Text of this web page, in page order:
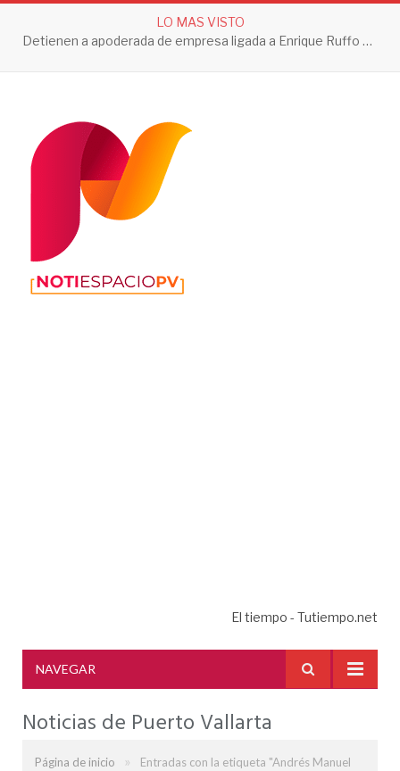
LO MAS VISTO
Aseguran 202 huevos de tortuga golfina en Guerrero
El tiempo - Tutiempo.net
NAVEGAR
Noticias de Puerto Vallarta
Página de inicio »
Entradas con la etiqueta "Andrés Manuel